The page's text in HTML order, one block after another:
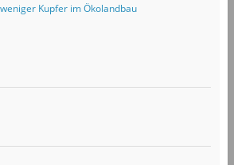
Kupfer im Ökolandbau